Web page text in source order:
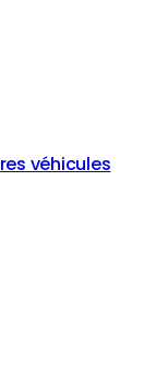
véhicules